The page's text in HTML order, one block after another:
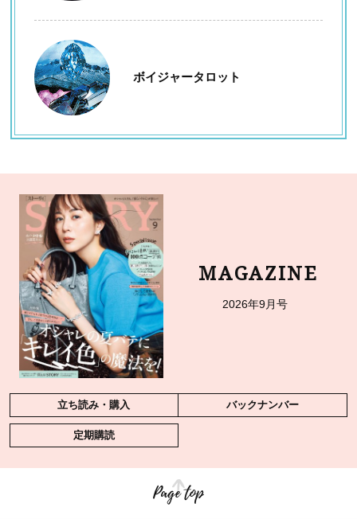
ボイジャータロット
MAGAZINE
2026年9月号
立ち読み・購入 バックナンバー
定期購読
Page top